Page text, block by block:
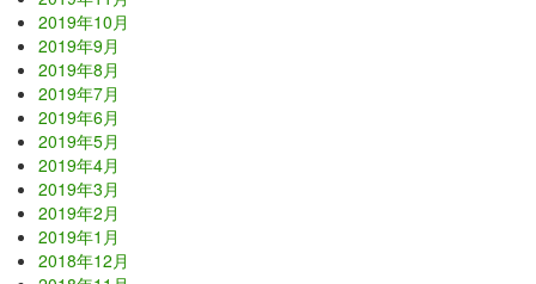
2019年10月
2019年9月
2019年8月
2019年7月
2019年6月
2019年5月
2019年4月
2019年3月
2019年2月
2019年1月
2018年12月